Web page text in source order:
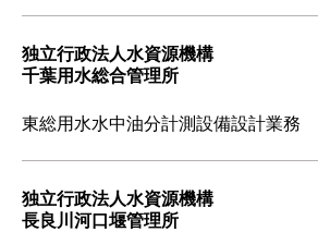
独立行政法人水資源機構
千葉用水総合管理所
東総用水水中油分計測設備設計業務
独立行政法人水資源機構
長良川河口堰管理所